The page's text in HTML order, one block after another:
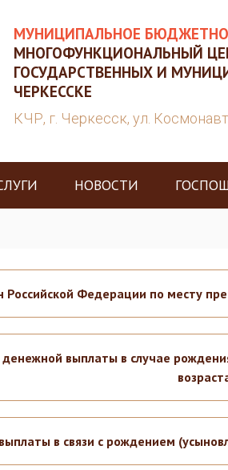
МУНИЦИПАЛЬНОЕ
МНОГОФУНКЦИОНАЛЬНЫЙ
ГОСУДАРСТВЕННЫХ И
ЧЕРКЕССКЕ
КЧР, г. Черкесск, ул.
НОВОСТИ
Российской Федерации по месту
выплаты в случае
в связи с рождением